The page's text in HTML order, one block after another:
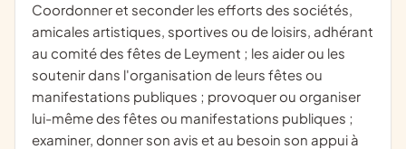
coordonner et seconder les efforts des sociétés,
amicales artistiques, sportives ou de loisirs, adhérant
au comité des fêtes de Leyment ; les aider ou les
soutenir dans l'organisation de leurs fêtes ou
manifestations publiques ; provoquer ou organiser
lui-même des fêtes ou manifestations publiques ;
examiner, donner son avis et au besoin son appui à